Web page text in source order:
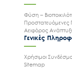
Φύση –
Προστατευόμενες
Αειφόρος
Γενικές
Χρήσιμοι
Sitemap